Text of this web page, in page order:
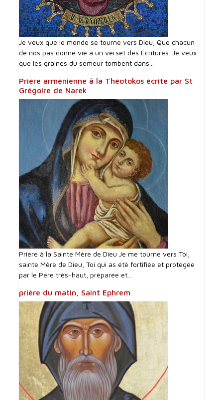
Je veux que le monde se tourne vers Dieu, Que chacun
de nos pas donne vie à un verset des Écritures. Je veux
que les graines du semeur tombent dans...
Prière arménienne à la Théotokos écrite par St
Grégoire de Narek
Prière à la Sainte Mère de Dieu Je me tourne vers Toi,
sainte Mère de Dieu, Toi qui as été fortifiée et protégée
par le Père très-haut, préparée et...
prière du matin, Saint Ephrem